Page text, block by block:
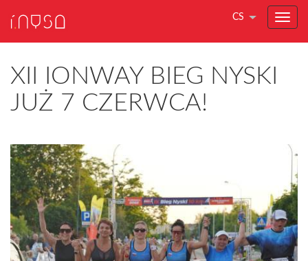
CS
XII IONWAY BIEG NYSKI
JUŻ 7 CZERWCA!